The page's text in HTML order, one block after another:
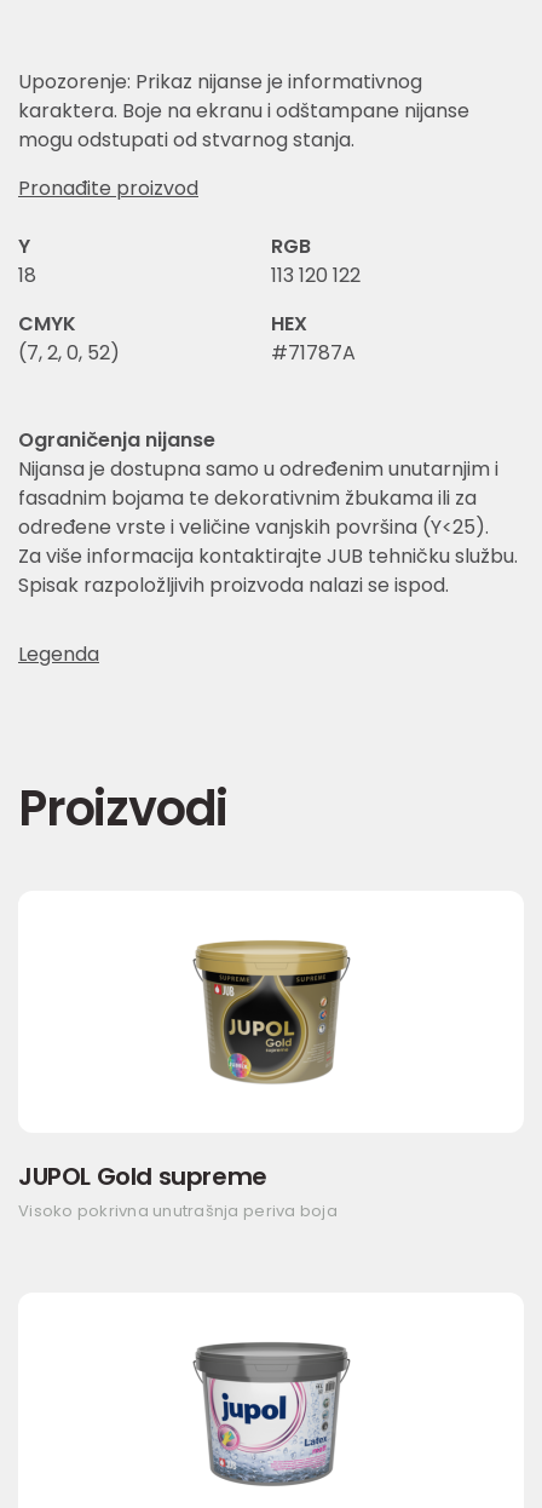
Upozorenje: Prikaz nijanse je informativnog
karaktera. Boje na ekranu i odštampane nijanse
mogu odstupati od stvarnog stanja.
Pronađite proizvod
Y
18
RGB
113 120 122
CMYK
(7, 2, 0, 52)
HEX
#71787A
Ograničenja nijanse
Nijansa je dostupna samo u određenim unutarnjim i
fasadnim bojama te dekorativnim žbukama ili za
određene vrste i veličine vanjskih površina (Y<25).
Za više informacija kontaktirajte JUB tehničku službu.
Spisak razpoložljivih proizvoda nalazi se ispod.
Legenda
Proizvodi
JUPOL Gold supreme
Visoko pokrivna unutrašnja periva boja